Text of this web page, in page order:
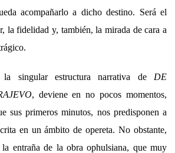
acompañarlo a dicho destino. Será el
la fidelidad y, también, la mirada de cara a
singular estructura narrativa de DE
, deviene en no pocos momentos,
sus primeros minutos, nos predisponen a
en un ámbito de opereta. No obstante,
entraña de la obra ophulsiana, que muy